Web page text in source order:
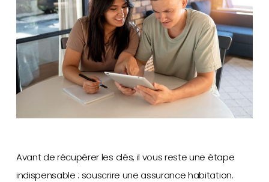
Avant de récupérer les clés, il vous reste une étape
indispensable : souscrire une assurance habitation.